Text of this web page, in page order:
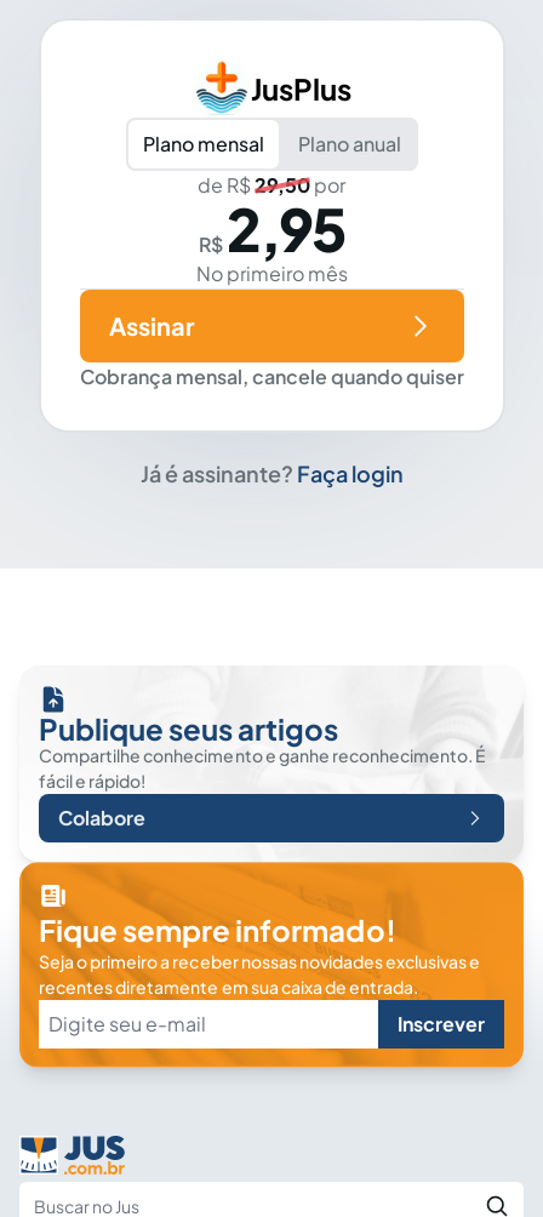
JusPlus
Plano mensal
Plano anual
de R$29,50por
R$ 2,95
No primeiro mês
Cobrança mensal, cancele quando quiser
Assinar
Já é assinante? Faça login
Publique seus artigos
Compartilhe conhecimento e ganhe reconhecimento. É
fácil e rápido!
Colabore
Fique sempre informado!
Seja o primeiro a receber nossas novidades exclusivas e
recentes diretamente em sua caixa de entrada.
Inscrever